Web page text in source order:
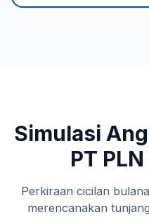
Simulasi
PT
Perkiraan cicilan
merencanakan